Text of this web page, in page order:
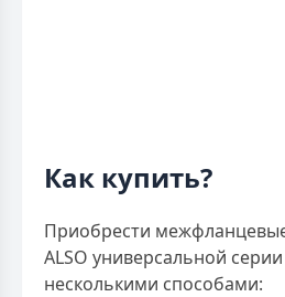
Как купить?
Приобрести
ALSO универсальной
несколькими способами: